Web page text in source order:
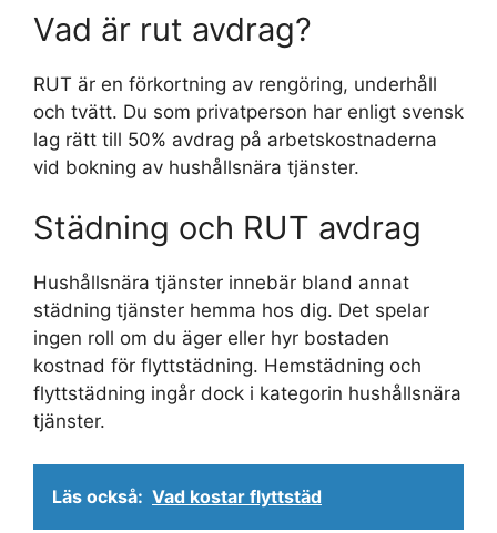
Vad är rut avdrag?
RUT är en förkortning av rengöring, underhåll
och tvätt. Du som privatperson har enligt svensk
lag rätt till 50% avdrag på arbetskostnaderna
vid bokning av hushållsnära tjänster.
Städning och RUT avdrag
Hushållsnära tjänster innebär bland annat
städning tjänster hemma hos dig. Det spelar
ingen roll om du äger eller hyr bostaden
kostnad för flyttstädning. Hemstädning och
flyttstädning ingår dock i kategorin hushållsnära
tjänster.
Läs också: Vad kostar flyttstäd